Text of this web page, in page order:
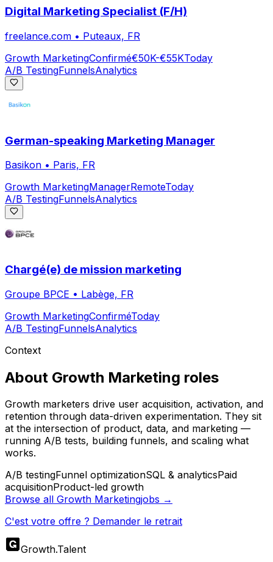
Digital Marketing Specialist (F/H)
freelance.com • Puteaux, FR
Growth MarketingConfirmé€50K-€55KToday
A/B TestingFunnelsAnalytics
German-speaking Marketing Manager
Basikon • Paris, FR
Growth MarketingManagerRemoteToday
A/B TestingFunnelsAnalytics
Chargé(e) de mission marketing
Groupe BPCE • Labège, FR
Growth MarketingConfirméToday
A/B TestingFunnelsAnalytics
Context
About Growth Marketing roles
Growth marketers drive user acquisition, activation, and
retention through data-driven experimentation. They sit
at the intersection of product, data, and marketing —
running A/B tests, building funnels, and scaling what
works.
A/B testingFunnel optimizationSQL & analyticsPaid
acquisitionProduct-led growth
Browse all Growth Marketingjobs →
C'est votre offre ? Demander le retrait
Growth.Talent